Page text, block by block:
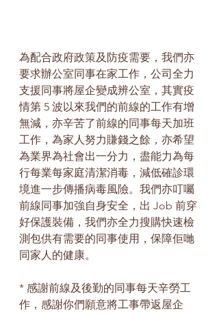
為配合政府政策及防疫需要，我們亦
要求辦公室同事在家工作，公司全力
支援同事將屋企變成辨公室，其實疫
情第 5 波以來我們的前線的工作有增
無減，亦辛苦了前線的同事每天加班
工作，為家人努力賺錢之餘，亦希望
為業界為社會出一分力，盡能力為每
行每業每家庭清潔消毒，減低確診環
境進一步傳播病毒風險。我們亦叮囑
前線同事加強自身安全，出 Job 前穿
好保護裝備，我們亦全力搜購快速檢
測包供有需要的同事使用，保障佢哋
同家人的健康。
* 感謝前線及後勤的同事每天辛勞工
作，感謝你們願意將工事帶返屋企